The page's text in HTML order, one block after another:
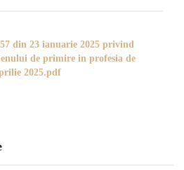
din 23 ianuarie 2025 privind
de primire in profesia de
2025.pdf